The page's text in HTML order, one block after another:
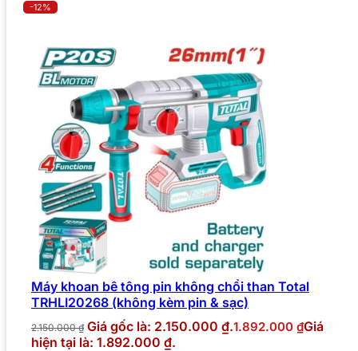
-12%
Máy khoan bê tông pin không chổi than Total
TRHLI20268 (không kèm pin & sạc)
2.150.000₫ Giá gốc là: 2.150.000 ₫.1.892.000 ₫Giá
hiện tại là: 1.892.000 ₫.